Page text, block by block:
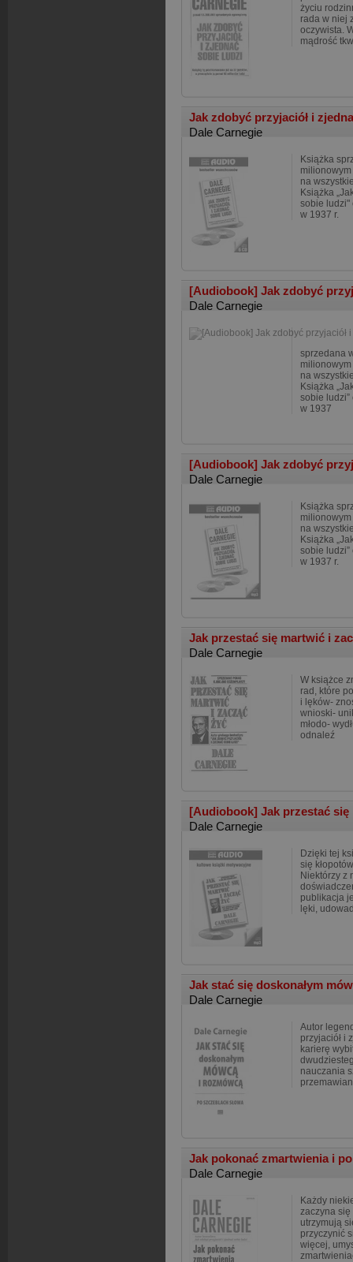
życiu
rada w niej
oczywista.
mądrość
Jak zdobyć przyjaciół i
Dale Carnegie
Książka
milionowym
na
Książka
sobie ludzi"
w 1937 r.
[Audiobook] Jak zdobyć
Dale Carnegie
sprzedana
milionowym
na
Książka
sobie
w 1937
[Audiobook] Jak zdobyć
Dale Carnegie
Książka
milionowym
na
Książka
sobie
w 1937 r.
Jak przestać się martwić i
Dale Carnegie
W książce
rad, które
i lęków-
wnioski-
młodo-
odnaleź
[Audiobook] Jak przestać
Dale Carnegie
Dzięki tej
się
Niektórzy z
publikacja
lęki,
Jak stać się doskonałym
Dale Carnegie
Autor
przyjaciół i
karierę
nauczania
Jak pokonać zmartwienia i
Dale Carnegie
Każdy
zaczyna się
utrzymują
przyczynić
więcej,